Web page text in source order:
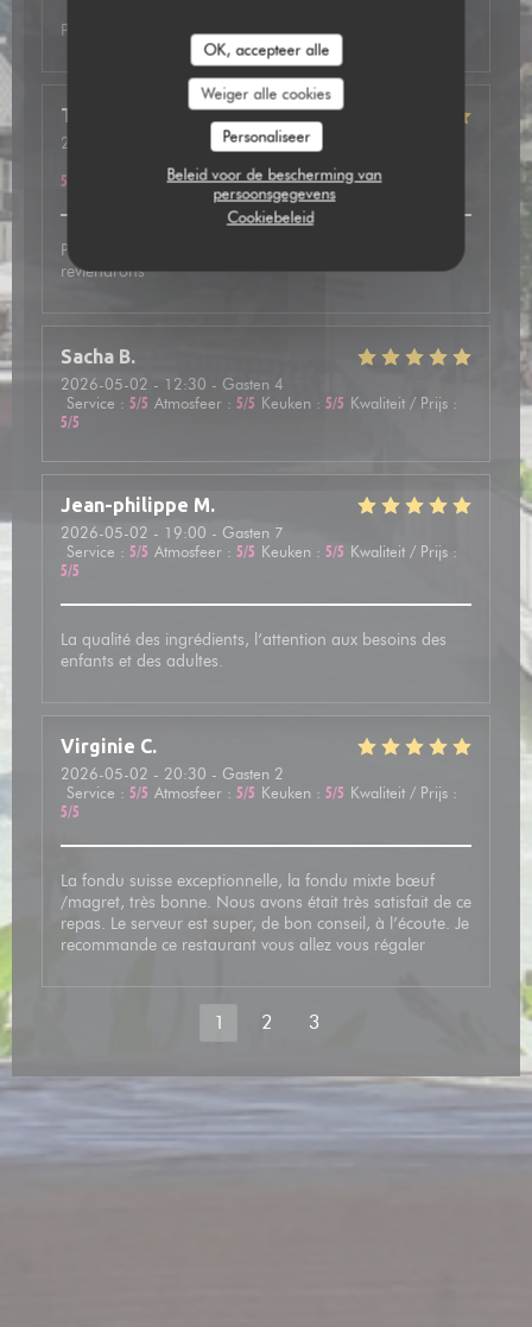
OK, accepteer alle
Weiger alle cookies
Personaliseer
Beleid voor de bescherming van
persoonsgegevens
Cookiebeleid
Parfait comme d’habitude.
Thibaut
2026-05-07
- 20:00 - Gasten 3
5
Personnes très chaleureux. Plats délicieux. Nous
reviendrons
Sacha B
2026-05-02 - 12:30 - Gasten 4
Service : 5/5 Atmosfeer : 5/5 Keuken : 5/5 Kwaliteit / Prijs :
5/5
Jean-philippe M
2026-05-02 - 19:00 - Gasten 7
Service : 5/5 Atmosfeer : 5/5 Keuken : 5/5 Kwaliteit / Prijs :
5/5
La qualité des ingrédients, l’attention aux besoins des
enfants et des adultes.
Virginie C
2026-05-02 - 20:30 - Gasten 2
Service : 5/5 Atmosfeer : 5/5 Keuken : 5/5 Kwaliteit / Prijs :
5/5
La fondu suisse exceptionnelle, la fondu mixte bœuf
/magret, très bonne. Nous avons était très satisfait de ce
repas. Le serveur est super, de bon conseil, à l’écoute. Je
recommande ce restaurant vous allez vous régaler
1 2 3